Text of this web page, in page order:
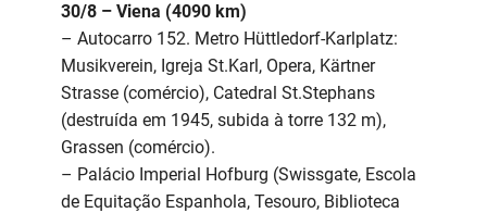
30/8 – Viena (4090 km)
– Autocarro 152. Metro Hüttledorf-Karlplatz:
Musikverein, Igreja St.Karl, Opera, Kärtner
Strasse (comércio), Catedral St.Stephans
(destruída em 1945, subida à torre 132 m),
Grassen (comércio).
– Palácio Imperial Hofburg (Swissgate, Escola
de Equitação Espanhola, Tesouro, Biblioteca